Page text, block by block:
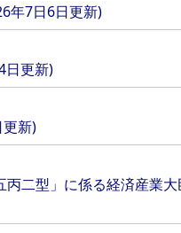
年7日6日更新)
日更新)
新)
二型」に係る経済産業